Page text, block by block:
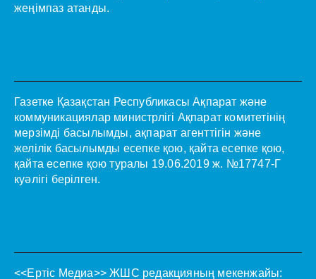
жеңімпаз атанды.
Газетке Қазақстан Республикасы Ақпарат және
коммуникациялар министрлігі Ақпарат комитетінің
мерзімді басылымды, ақпарат агенттігін және
желілік басылымды есепке қою, қайта есепке қою,
қайта есепке қою туралы 19.06.2019 ж. №17747-Г
куәлігі берілген.
<<Ертіс Медиа>> ЖШС редакцияның мекенжайы: